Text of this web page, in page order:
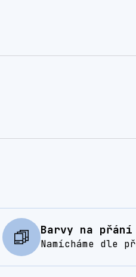
Barvy na přání
Namícháme dle